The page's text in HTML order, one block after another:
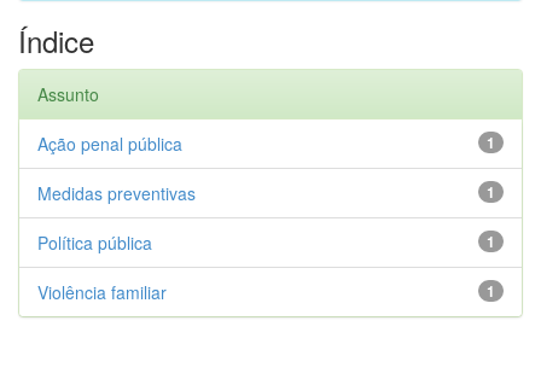
Índice
Assunto
1
Ação penal pública
1
Medidas preventivas
1
Política pública
1
Violência familiar